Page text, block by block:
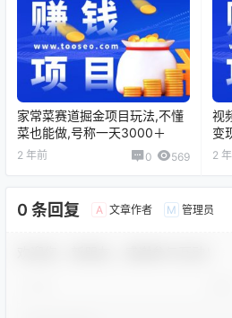
家常菜赛道掘金项目玩法,不懂
菜也能做,号称一天3000＋
2 年前 0 569
视
变
2
0 条回复 A 文章作者 M 管理员